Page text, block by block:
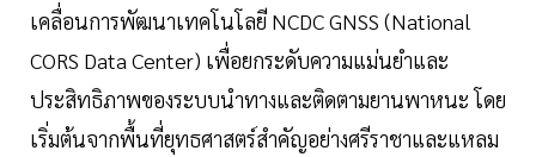
เคลื่อนการพัฒนาเทคโนโลยี NCDC GNSS (National
CORS Data Center) เพื่อยกระดับความแม่นยำและ
ประสิทธิภาพของระบบนำทางและติดตามยานพาหนะ โดย
เริ่มต้นจากพื้นที่ยุทธศาสตร์สำคัญอย่างศรีราชาและแหลม